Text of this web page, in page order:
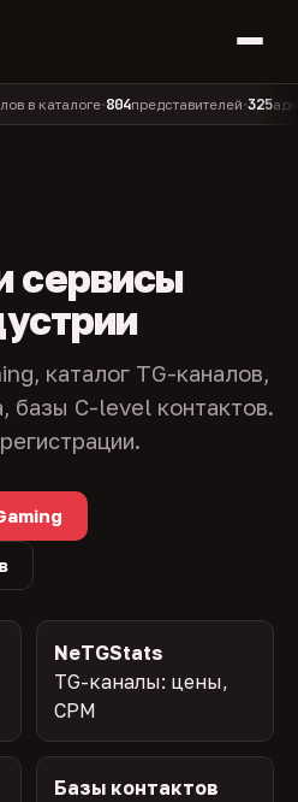
•804представителей•325админов
сервисы
каталог TG-каналов,
базы C-level контактов.
NeTGStats
TG-каналы: цены,
CPM
Базы контактов